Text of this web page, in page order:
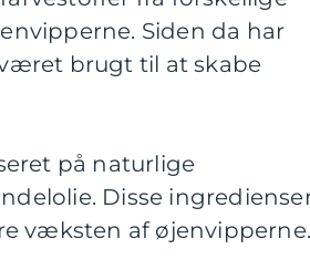
Siden da har
brugt til at skabe
på naturlige
Disse
væksten af øjenvipperne.